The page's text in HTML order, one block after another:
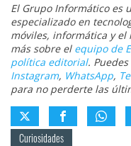
El Grupo Informático es
especializado en
móviles, informática y el
más sobre el equipo de
política editorial.
Instagram, WhatsApp,
para no perderte las
Curiosidades